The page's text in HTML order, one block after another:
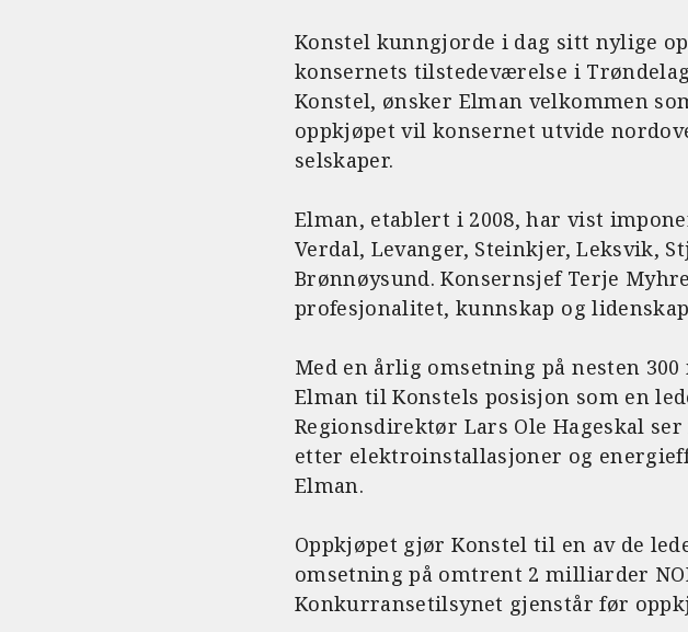
Konstel kunngjorde i dag sitt nylige
konsernets tilstedeværelse i
Konstel, ønsker Elman velkommen
oppkjøpet vil konsernet utvide
selskaper.
Elman, etablert i 2008, har vist
Verdal, Levanger, Steinkjer, Leksvik,
Brønnøysund. Konsernsjef Terje
profesjonalitet, kunnskap og
Med en årlig omsetning på nesten
Elman til Konstels posisjon som en
Regionsdirektør Lars Ole Hageskal
etter elektroinstallasjoner og
Elman.
Oppkjøpet gjør Konstel til en av de
omsetning på omtrent 2 milliarder
Konkurransetilsynet gjenstår før